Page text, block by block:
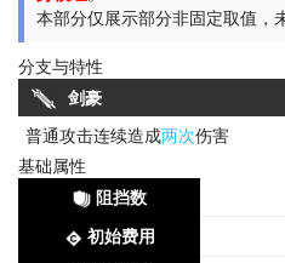
本部分仅展示部分非固定取值，
分支与特性
剑豪
普通攻击连续造成两次伤害
基础属性
阻挡数
初始费用